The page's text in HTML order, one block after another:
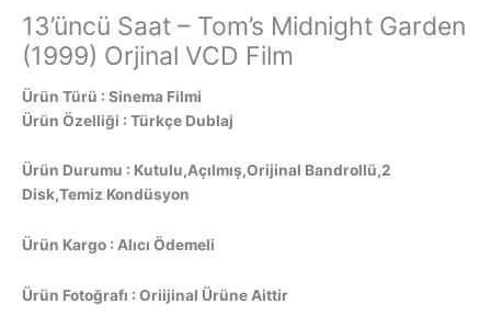
13’üncü Saat – Tom’s Midnight Garden
(1999) Orjinal VCD Film
Ürün Türü : Sinema Filmi
Ürün Özelliği : Türkçe Dublaj
Ürün Durumu : Kutulu,Açılmış,Orijinal Bandrollü,2
Disk,Temiz Kondüsyon
Ürün Kargo : Alıcı Ödemeli
Ürün Fotoğrafı : Oriijinal Ürüne Aittir